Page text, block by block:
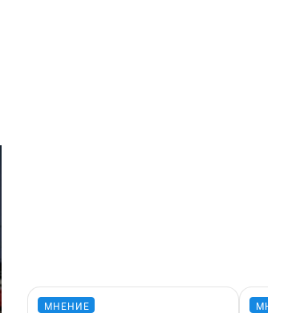
МНЕНИЕ